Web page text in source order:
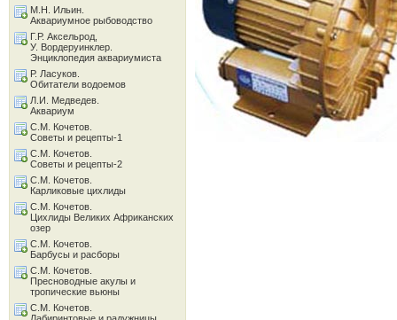
М.Н. Ильин.
Аквариумное рыбоводство
Г.Р. Аксельрод,
У. Вордеруинклер.
Энциклопедия аквариумиста
Р. Ласуков.
Обитатели водоемов
Л.И. Медведев.
Аквариум
С.М. Кочетов.
Советы и рецепты-1
С.М. Кочетов.
Советы и рецепты-2
С.М. Кочетов.
Карликовые цихлиды
С.М. Кочетов.
Цихлиды Великих Африканских
озер
С.М. Кочетов.
Барбусы и расборы
С.М. Кочетов.
Пресноводные акулы и
тропические вьюны
С.М. Кочетов.